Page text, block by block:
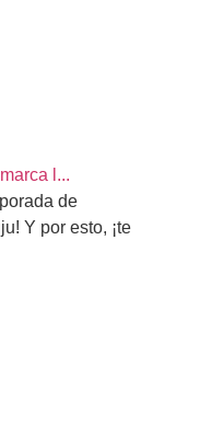
l...
de
Y por esto, ¡te